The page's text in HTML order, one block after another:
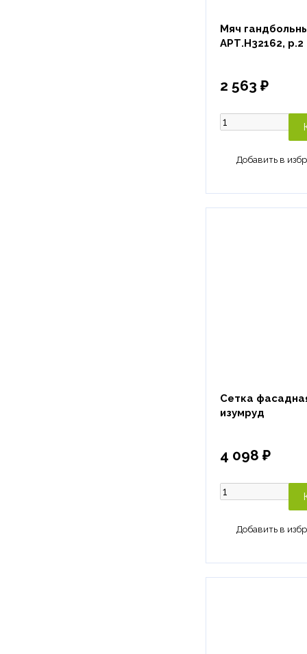
Мяч
АРТ.H32162, р.2
2 563 ₽
Сетка
изумруд
4 098 ₽